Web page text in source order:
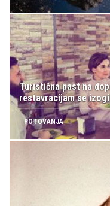
Turistična past na
restavracijam se
POTOVANJA